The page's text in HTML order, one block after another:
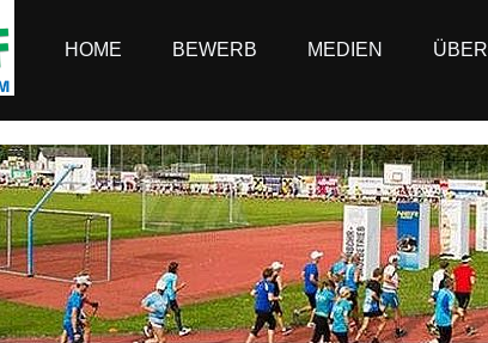
HOME BEWERB MEDIEN